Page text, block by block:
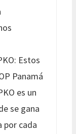
Estos
Panamá
es un
se gana
por cada